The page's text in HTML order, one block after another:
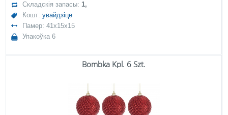
Складскія запасы:1,
Кошт:увайдзіце
Памер: 41x15x15
Упакоўка 6
Bombka Kpl. 6 Szt.